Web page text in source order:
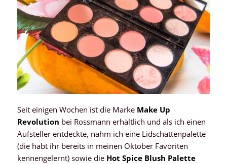
Seit einigen Wochen ist die Marke Make Up
Revolution bei Rossmann erhältlich und als ich einen
Aufsteller entdeckte, nahm ich eine Lidschattenpalette
(die habt ihr bereits in meinen Oktober Favoriten
kennengelernt) sowie dieHot Spice Blush Palette